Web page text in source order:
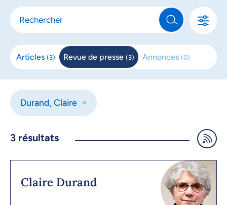
Articles (3) Revue de presse (3) Annonces (0)
Durand, Claire
3 résultats
Claire Durand